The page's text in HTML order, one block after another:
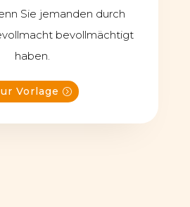
Sie jemanden durch
bevollmächtigt
haben.
Vorlage